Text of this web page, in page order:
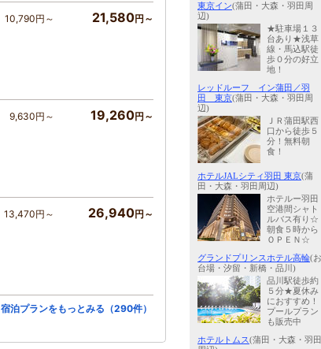
10,790円～ 21,580円～
9,630円～ 19,260円～
13,470円～ 26,940円～
宿泊プランをもっとみる（290件）
東京イン(蒲田・大森・羽田周
辺)
★駐車場１３
台あり★浅草
線・馬込駅徒
歩０分の好立
地！
レッドルーフ イン蒲田／羽
田 東京(蒲田・大森・羽田周
辺)
ＪＲ蒲田駅西
口から徒歩５
分！無料朝
食！
ホテルJALシティ羽田 東京(蒲
田・大森・羽田周辺)
ホテルー羽田
空港間シャト
ルバス有り☆
朝食５時から
ＯＰＥＮ☆
グランドプリンスホテル高輪(お
台場・汐留・新橋・品川)
品川駅徒歩約
５分★夏休み
におすすめ！
プールプラン
も販売中
ホテルトムス(蒲田・大森・羽田